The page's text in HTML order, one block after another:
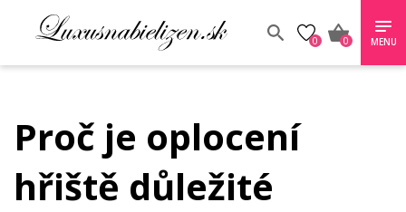
0 0 MENU
Proč je oplocení
hřiště důležité